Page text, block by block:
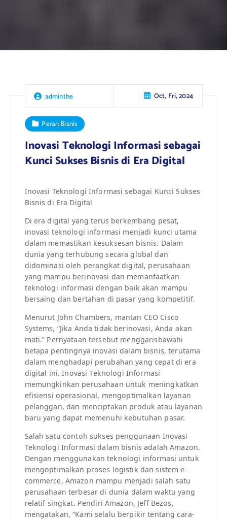
adminthe Oct, Fri, 2024
Peran Bisnis
Inovasi Teknologi Informasi sebagai
Kunci Sukses Bisnis di Era Digital
Inovasi Teknologi Informasi sebagai Kunci Sukses
Bisnis di Era Digital
Di era digital yang terus berkembang pesat,
inovasi teknologi informasi menjadi kunci utama
dalam memastikan kesuksesan bisnis. Dalam
dunia yang terhubung secara global dan
didominasi oleh perangkat digital, perusahaan
yang mampu berinovasi dan memanfaatkan
teknologi informasi dengan baik akan mampu
bersaing dan bertahan di pasar yang kompetitif.
Menurut John Chambers, mantan CEO Cisco
Systems, “Jika Anda tidak berinovasi, Anda akan
mati.” Pernyataan tersebut menggarisbawahi
betapa pentingnya inovasi dalam bisnis, terutama
dalam menghadapi perubahan yang cepat di era
digital ini. Inovasi Teknologi Informasi
memungkinkan perusahaan untuk meningkatkan
efisiensi operasional, mengoptimalkan layanan
pelanggan, dan menciptakan produk atau layanan
baru yang dapat memenuhi kebutuhan pasar.
Salah satu contoh sukses penggunaan Inovasi
Teknologi Informasi dalam bisnis adalah Amazon.
Dengan menggunakan teknologi informasi untuk
mengoptimalkan proses logistik dan sistem e-
commerce, Amazon mampu menjadi salah satu
perusahaan terbesar di dunia dalam waktu yang
relatif singkat. Pendiri Amazon, Jeff Bezos,
mengatakan, “Kami selalu berpikir tentang cara-